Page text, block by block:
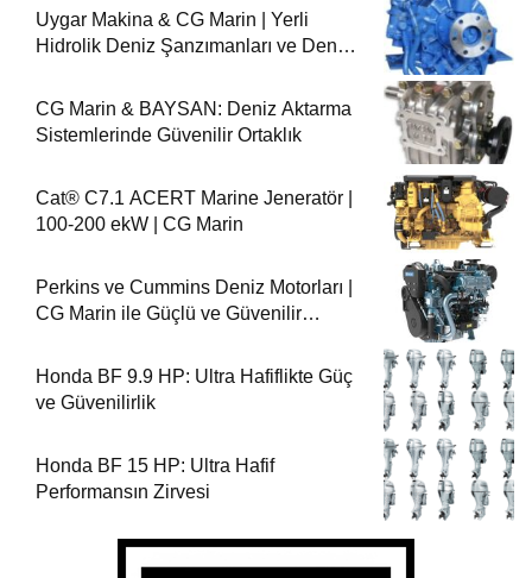
Uygar Makina & CG Marin | Yerli
Hidrolik Deniz Şanzımanları ve Deniz
CG Marin & BAYSAN: Deniz Aktarma
Sistemlerinde Güvenilir Ortaklık
Cat® C7.1 ACERT Marine Jeneratör |
100-200 ekW | CG Marin
Perkins ve Cummins Deniz Motorları |
CG Marin ile Güçlü ve Güvenilir
Honda BF 9.9 HP: Ultra Hafiflikte Güç
ve Güvenilirlik
Honda BF 15 HP: Ultra Hafif
Performansın Zirvesi